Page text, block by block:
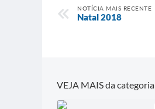
NOTÍCIA MAIS RECENTE
Natal 2018
VEJA MAIS da categoria